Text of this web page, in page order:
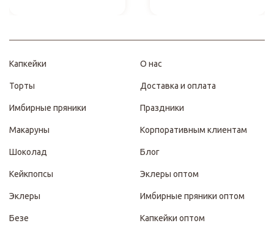
Капкейки
Торты
Имбирные пряники
Макаруны
Шоколад
Кейкпопсы
Эклеры
Безе
О нас
Доставка и оплата
Праздники
Корпоративным клиентам
Блог
Эклеры оптом
Имбирные пряники оптом
Капкейки оптом